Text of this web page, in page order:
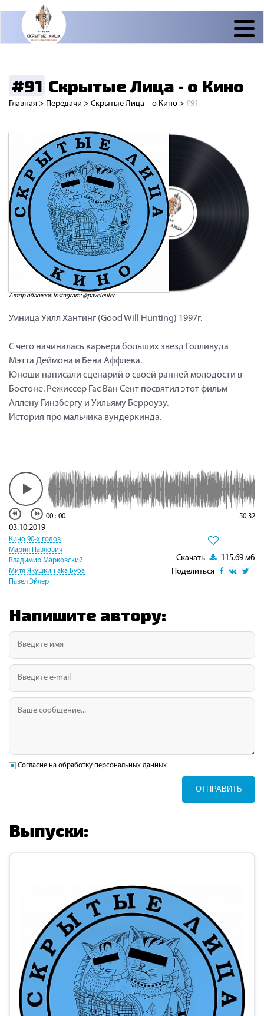
#91 Скрытые Лица - о Кино
Главная > Передачи > Скрытые Лица – о Кино > #91
Автор обложки: Instagram: @paveleuler
Умница Уилл Хантинг (Good Will Hunting) 1997г.
С чего начиналась карьера больших звезд Голливуда
Мэтта Деймона и Бена Аффлека.
Юноши написали сценарий о своей ранней молодости в
Бостоне. Режиссер Гас Ван Сент посвятил этот фильм
Аллену Гинзбергу и Уильяму Берроузу.
История про мальчика вундеркинда.
00 : 00 50:32
Скачать
115.69 мб
Поделиться
03.10.2019
Кино 90-х годов
Мария Павлович
Владимир Марковский
Митя Якушкин aka Буба
Павел Эйлер
Напишите автору:
Согласие на обработку персональных данных
ОТПРАВИТЬ
Выпуски: